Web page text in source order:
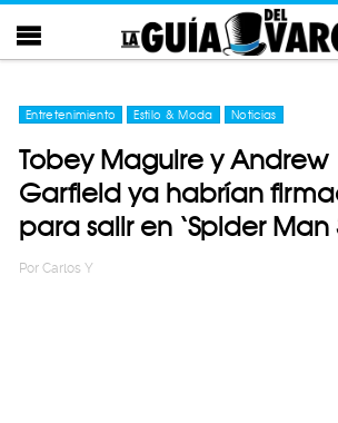
Entretenimiento Estilo & Moda Noticias
Tobey Maguire y Andrew
Garfield ya habrían
para salir en ‘Spider Man
Por Carlos Y